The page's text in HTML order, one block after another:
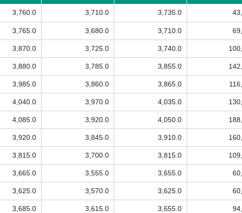
3,760.0 3,710.0 3,735.0
3,765.0 3,680.0 3,710.0
3,870.0 3,725.0 3,740.0
3,880.0 3,785.0 3,855.0
3,985.0 3,860.0 3,865.0
4,040.0 3,970.0 4,035.0
4,085.0 3,920.0 4,050.0
3,920.0 3,845.0 3,910.0
3,815.0 3,700.0 3,815.0
3,665.0 3,555.0 3,655.0
3,625.0 3,570.0 3,625.0
3,685.0 3,615.0 3,655.0